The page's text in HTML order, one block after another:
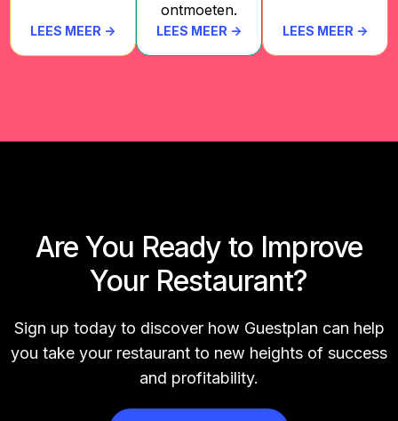
LEES MEER ->
ontmoeten.
LEES MEER -> LEES MEER ->
Are You Ready to Improve
Your Restaurant?
Sign up today to discover how Guestplan can help
you take your restaurant to new heights of success
and profitability.